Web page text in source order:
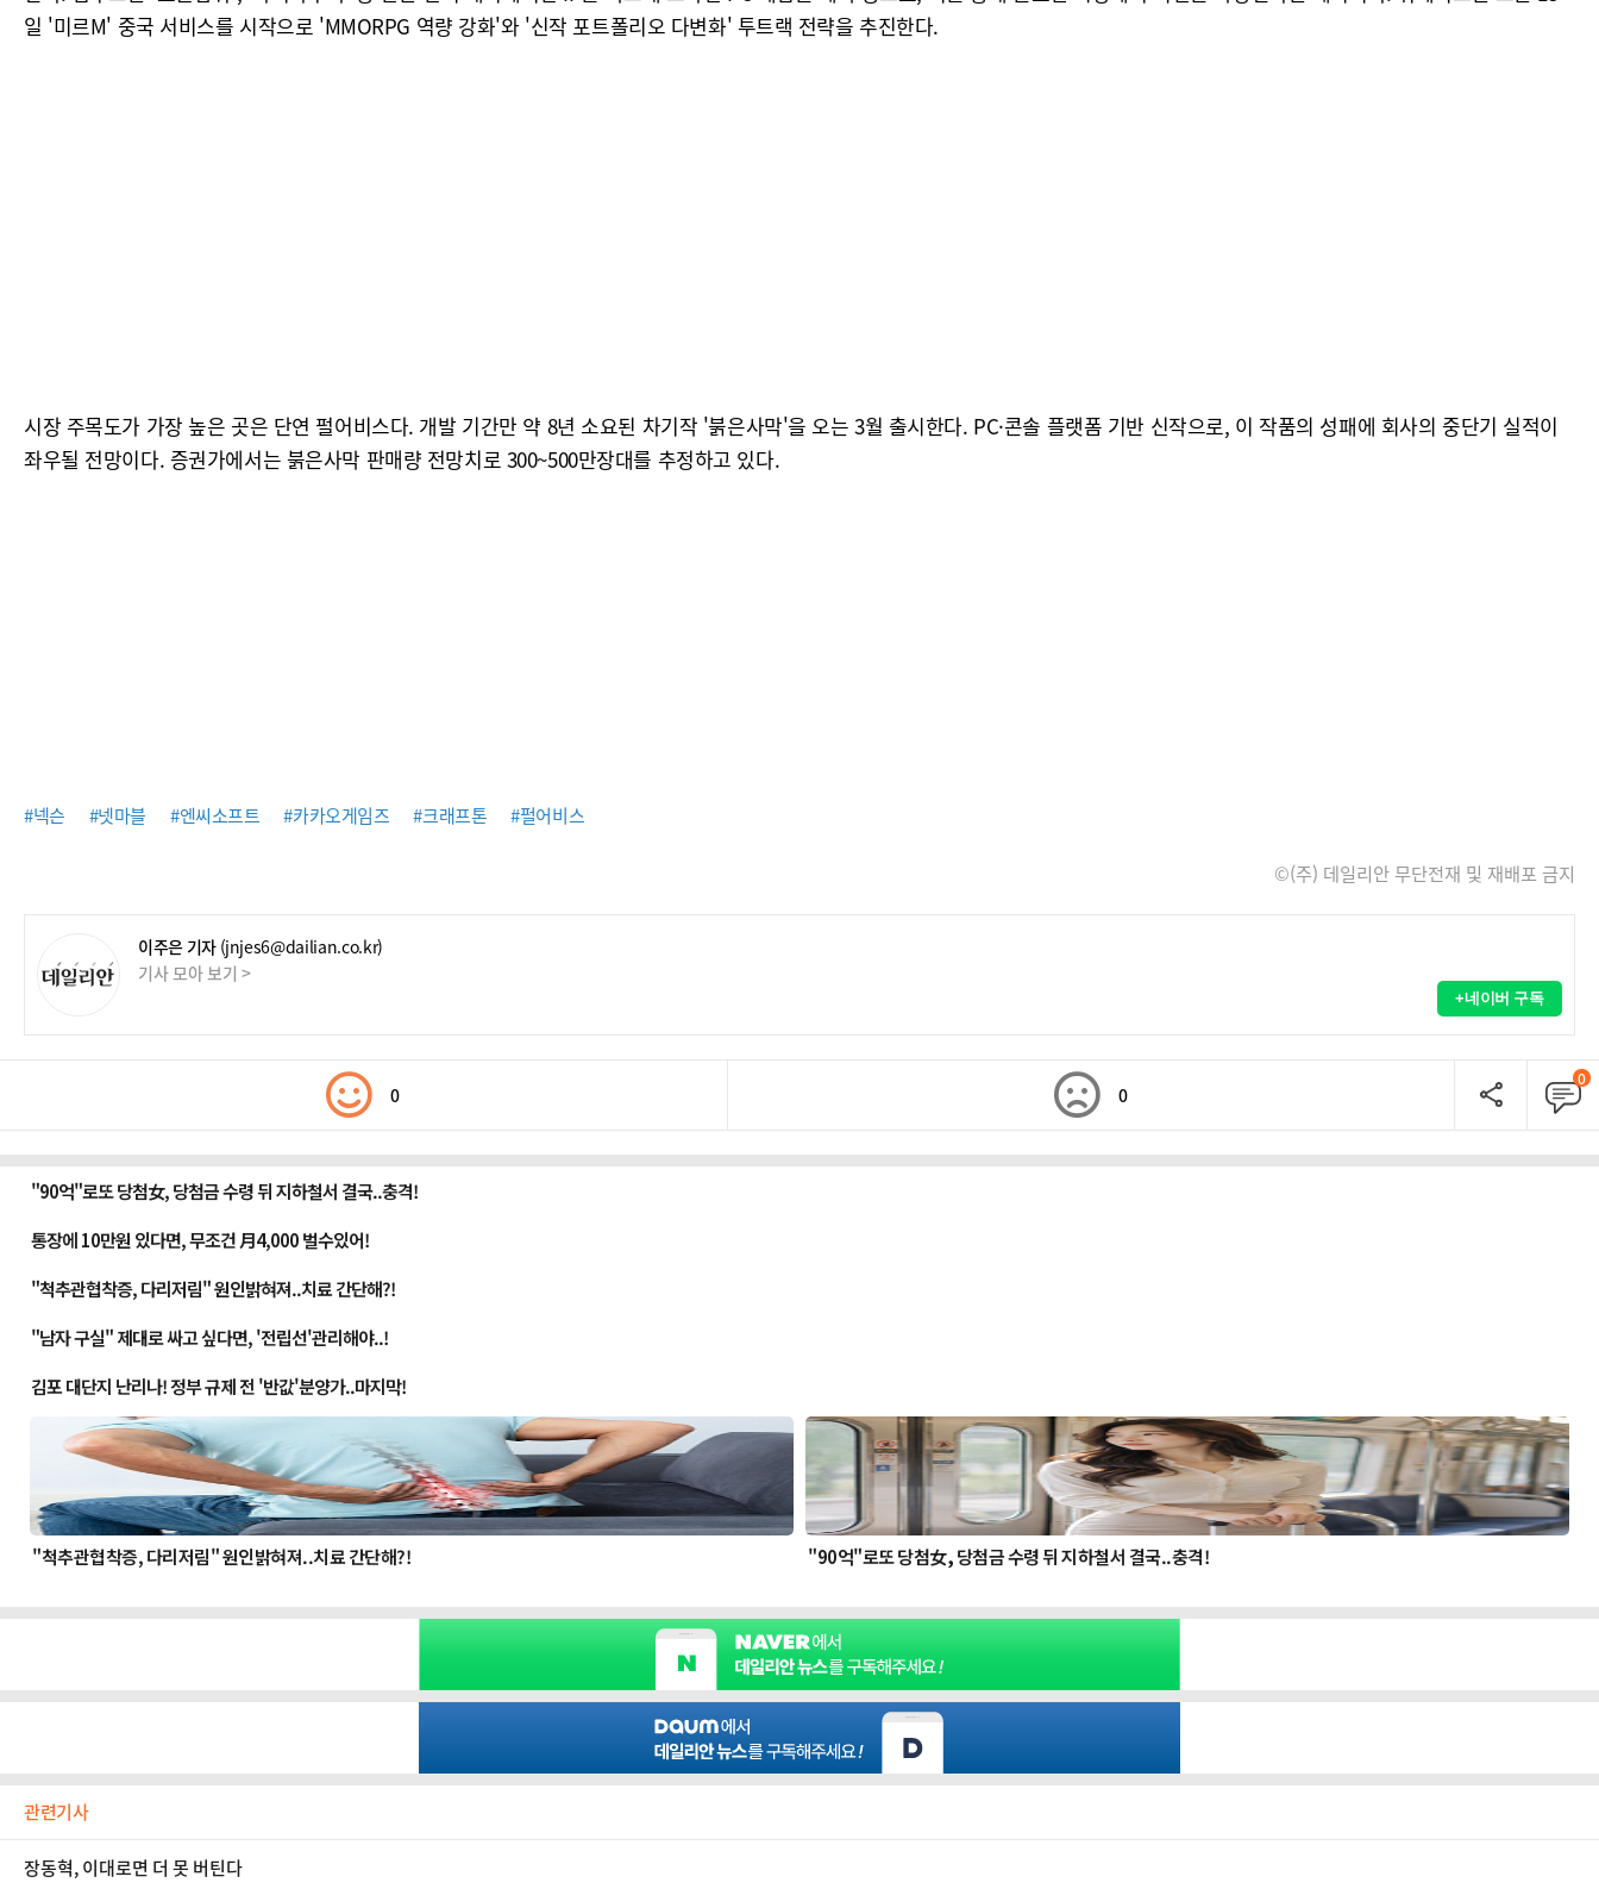
일 '미르M' 중국 서비스를 시작으로 'MMORPG 역량 강화'와 '신작 포트폴리오 다변화' 투트랙 전략을 추진한다.
시장 주목도가 가장 높은 곳은 단연 펄어비스다. 개발 기간만 약 8년 소요된 차기작 '붉은사막'을 오는 3월 출시한다. PC·콘솔 플랫폼 기반 신작으로, 이 작품의 성패에 회사의 중단기 실적이
좌우될 전망이다. 증권가에서는 붉은사막 판매량 전망치로 300~500만장대를 추정하고 있다.
#넥슨 #넷마블 #엔씨소프트 #카카오게임즈 #크래프톤 #펄어비스
©(주) 데일리안 무단전재 및 재배포 금지
이주은 기자 (jnjes6@dailian.co.kr)
기사 모아 보기 >
+네이버 구독
0 0
0
관련기사
장동혁, 이대로면 더 못 버틴다